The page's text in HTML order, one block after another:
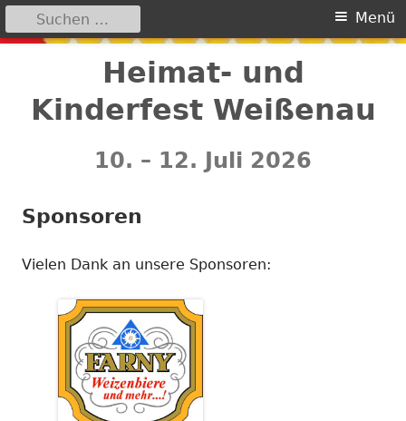
Inhalt
Heimat- und
Kinderfest Weißenau
10. – 12. Juli 2026
Primäres
Menü
Suchen
nach:
Sponsoren
Vielen Dank an unsere Sponsoren: